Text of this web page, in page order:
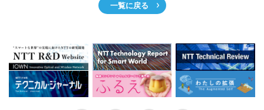
一覧に戻る